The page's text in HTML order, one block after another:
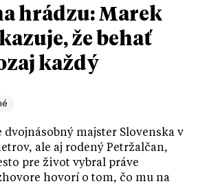
hrádzu: Marek
že behať
každý
dvojnásobný majster Slovenska v
ale aj rodený Petržalčan,
pre život vybral práve
hovorí o tom, čo mu na